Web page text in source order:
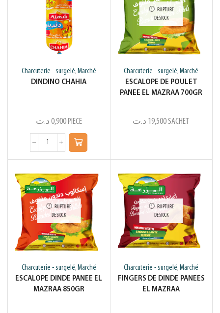
Charcuterie - surgelé, Marché
DINDINO CHAHIA
0,900 د.ت PIECE
RUPTURE
DE STOCK
Charcuterie - surgelé, Marché
ESCALOPE DE POULET
PANEE EL MAZRAA 700GR
19,500 د.ت SACHET
RUPTURE
DE STOCK
Charcuterie - surgelé, Marché
ESCALOPE DINDE PANEE EL
MAZRAA 850GR
RUPTURE
DE STOCK
Charcuterie - surgelé, Marché
FINGERS DE DINDE PANEES
EL MAZRAA